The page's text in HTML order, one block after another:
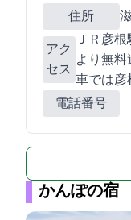
住所
アク
セス
ＪＲ彦根
より無
車では彦
電話番号
かんぽの宿